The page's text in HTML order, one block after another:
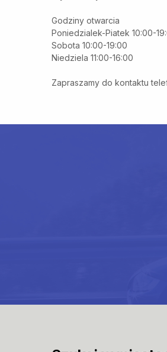
Godziny otwarcia
Poniedzialek-Piatek 10:00-
Sobota 10:00-19:00
Niedziela 11:00-16:00
Zapraszamy do kontaktu